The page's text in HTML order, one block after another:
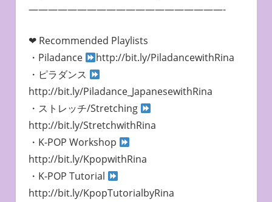
————————————————————-
❤︎ Recommended Playlists
・Piladance
http://bit.ly/PiladancewithRina
・ピラダンス
http://bit.ly/Piladance_JapanesewithRina
・ストレッチ/Stretching
http://bit.ly/StretchwithRina
・K-POP Workshop
http://bit.ly/KpopwithRina
・K-POP Tutorial
http://bit.ly/KpopTutorialbyRina